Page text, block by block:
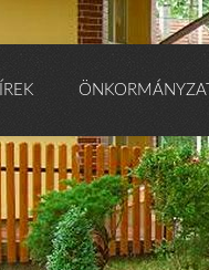
ÖNKORMÁNYZAT